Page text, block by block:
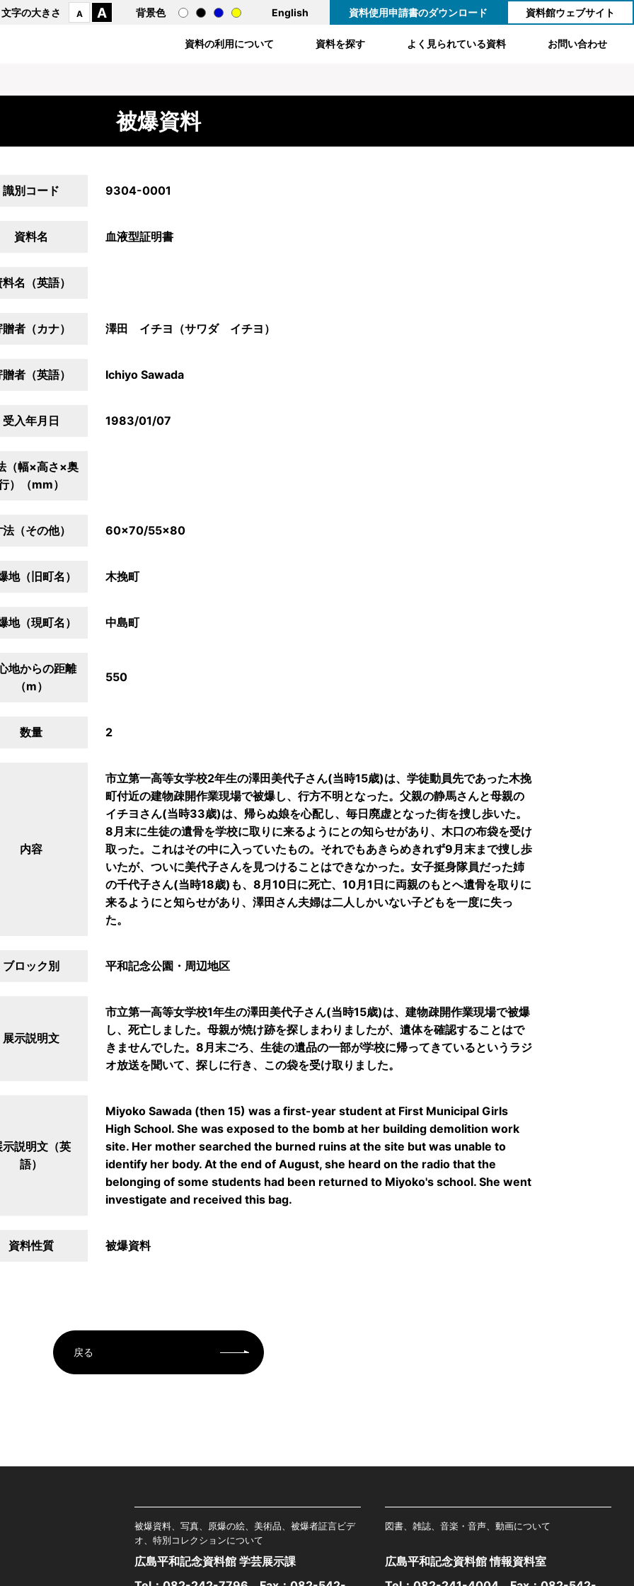
文字の大きさ A A 背景色 English 資料使用申請書のダウンロード 資料館ウェブサイト
資料の利用について 資料を探す よく見られている資料 お問い合わせ
被爆資料
識別コード 9304-0001
資料名 血液型証明書
名（英語）
者（カナ） 澤田 イチヨ（サワダ イチヨ）
者（英語） Ichiyo Sawada
受入年月日 1983/01/07
（幅×高さ×奥
）（mm）
（その他） 60×70/55×80
地（旧町名） 木挽町
地（現町名） 中島町
地からの距離
（m）
550
数量 2
内容
市立第一高等女学校2年生の澤田美代子さん(当時15歳)は、学徒動員先であった木挽
町付近の建物疎開作業現場で被爆し、行方不明となった。父親の静馬さんと母親の
イチヨさん(当時33歳)は、帰らぬ娘を心配し、毎日廃虚となった街を捜し歩いた。
8月末に生徒の遺骨を学校に取りに来るようにとの知らせがあり、木口の布袋を受け
取った。これはその中に入っていたもの。それでもあきらめきれず9月末まで捜し歩
いたが、ついに美代子さんを見つけることはできなかった。女子挺身隊員だった姉
の千代子さん(当時18歳)も、8月10日に死亡、10月1日に両親のもとへ遺骨を取りに
来るようにと知らせがあり、澤田さん夫婦は二人しかいない子どもを一度に失っ
た。
ブロック別 平和記念公園・周辺地区
展示説明文
市立第一高等女学校1年生の澤田美代子さん(当時15歳)は、建物疎開作業現場で被爆
し、死亡しました。母親が焼け跡を探しまわりましたが、遺体を確認することはで
きませんでした。8月末ごろ、生徒の遺品の一部が学校に帰ってきているというラジ
オ放送を聞いて、探しに行き、この袋を受け取りました。
示説明文（英
語）
Miyoko Sawada (then 15) was a first-year student at First Municipal Girls
High School. She was exposed to the bomb at her building demolition work
site. Her mother searched the burned ruins at the site but was unable to
identify her body. At the end of August, she heard on the radio that the
belonging of some students had been returned to Miyoko's school. She went
investigate and received this bag.
資料性質 被爆資料
戻る
被爆資料、写真、原爆の絵、美術品、被爆者証言ビデ
オ、特別コレクションについて
広島平和記念資料館 学芸展示課
図書、雑誌、音楽・音声、動画について
広島平和記念資料館 情報資料室